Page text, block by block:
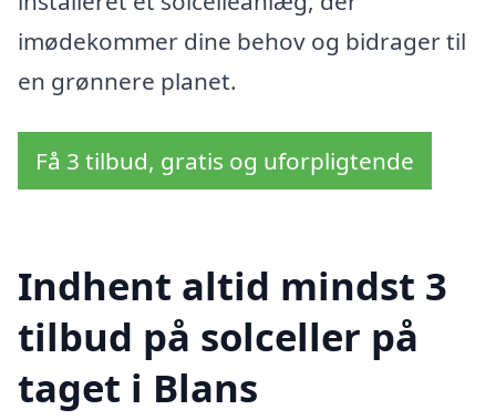
imødekommer dine behov og bidrager til
en grønnere planet.
Få 3 tilbud, gratis og uforpligtende
Indhent altid mindst 3
tilbud på solceller på
taget i Blans